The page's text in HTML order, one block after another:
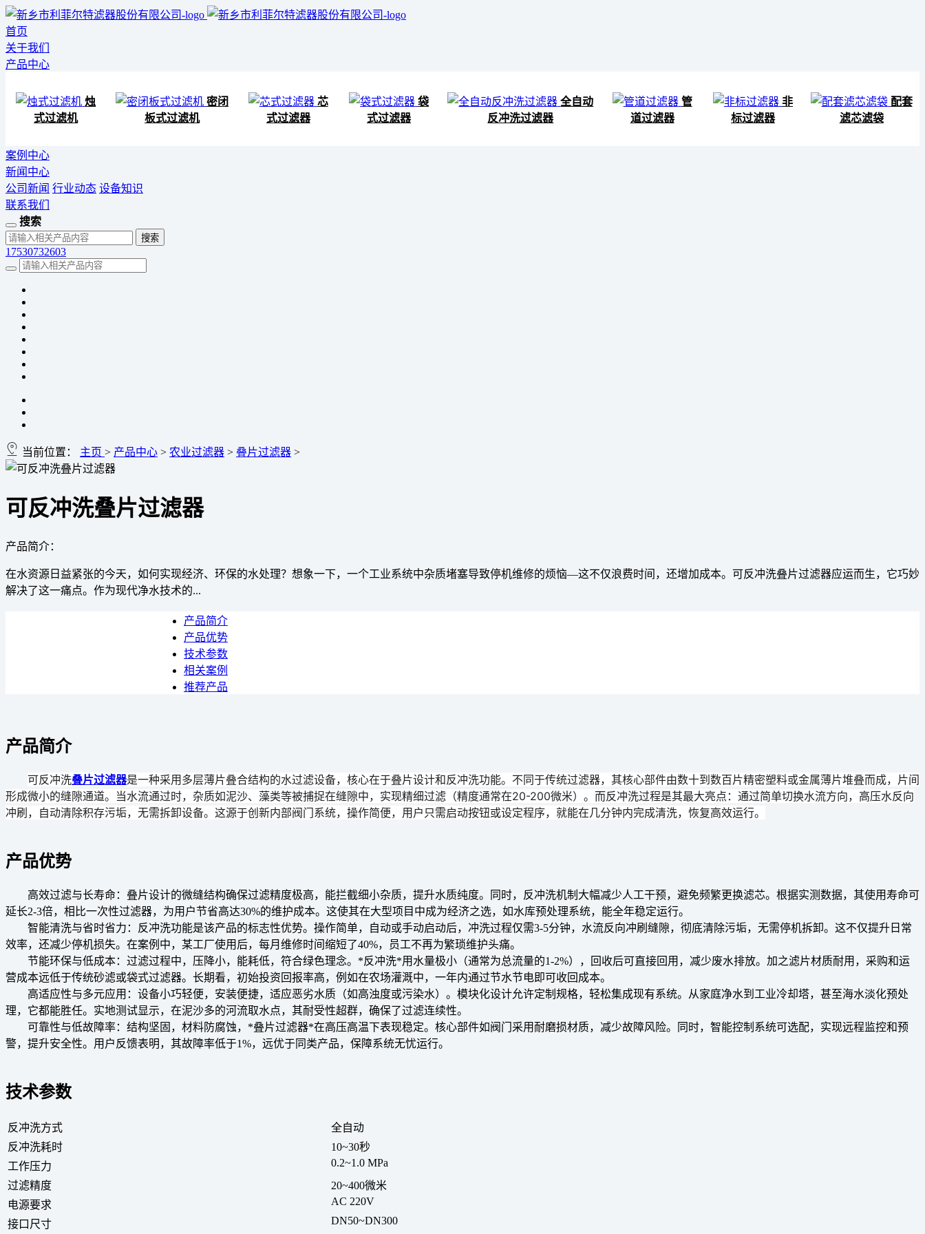
首页
关于我们
产品中心
烛
式过滤机
密闭
板式过滤机
芯
式过滤器
袋
式过滤器
全自动
反冲洗过滤器
管
道过滤器
非
标过滤器
配套
滤芯滤袋
案例中心
新闻中心
公司新闻 行业动态 设备知识
联系我们
搜索
17530732603
当前位置： 主页 > 产品中心 > 农业过滤器 > 叠片过滤器 >
可反冲洗叠片过滤器
产品简介：
在水资源日益紧张的今天，如何实现经济、环保的水处理？想象一下，一个工业系统中杂质堵塞导致停机维修的烦恼—这不仅浪费时间，还增加成本。可反冲洗叠片过滤器应运而生，它巧妙
解决了这一痛点。作为现代净水技术的...
产品简介
产品优势
技术参数
相关案例
推荐产品
产品简介
可反冲洗叠片过滤器是一种采用多层薄片叠合结构的水过滤设备，核心在于叠片设计和反冲洗功能。不同于传统过滤器，其核心部件由数十到数百片精密塑料或金属薄片堆叠而成，片间
形成微小的缝隙通道。当水流通过时，杂质如泥沙、藻类等被捕捉在缝隙中，实现精细过滤（精度通常在20-200微米）。而反冲洗过程是其最大亮点：通过简单切换水流方向，高压水反向
冲刷，自动清除积存污垢，无需拆卸设备。这源于创新内部阀门系统，操作简便，用户只需启动按钮或设定程序，就能在几分钟内完成清洗，恢复高效运行。
产品优势
高效过滤与长寿命：叠片设计的微缝结构确保过滤精度极高，能拦截细小杂质，提升水质纯度。同时，反冲洗机制大幅减少人工干预，避免频繁更换滤芯。根据实测数据，其使用寿命可
延长2-3倍，相比一次性过滤器，为用户节省高达30%的维护成本。这使其在大型项目中成为经济之选，如水库预处理系统，能全年稳定运行。
智能清洗与省时省力 ：反冲洗功能是该产品的标志性优势。 操作简单，自动或手动启动后，冲洗过程仅需3-5分钟，水流反向冲刷缝隙，彻底清除污垢，无需停机拆卸。这不仅提升日常
效率，还减少停机损失。在案例中，某工厂使用后，每月维修时间缩短了40%，员工不再为繁琐维护头痛。
节能环保与低成本：过滤过程中，压降小，能耗低，符合绿色理念。*反冲洗*用水量极小（通常为总流量的1-2%），回收后可直接回用，减少废水排放。加之滤片材质耐用，采购和运
营成本远低于传统砂滤或袋式过滤器。长期看， 初始投资回报率高，例如在农场灌溉中，一年内通过节水节电即可收回成本。
高适应性与多元应用 ：设备小巧轻便，安装便捷，适应恶劣水质（如高浊度或污染水）。模块化设计允许定制规格，轻松集成现有系统。从家庭净水到工业冷却塔，甚至海水淡化预处
理，它都能胜任。 实地测试显示，在泥沙多的河流取水点，其耐受性超群，确保了过滤连续性。
可靠性与低故障率：结构坚固，材料防腐蚀，*叠片过滤器*在高压高温下表现稳定。核心部件如阀门采用耐磨损材质，减少故障风险。同时，智能控制系统可选配，实现远程监控和预
警，提升安全性。用户反馈表明，其故障率低于1%，远优于同类产品，保障系统无忧运行。
技术参数
反冲洗方式
全自动
反冲洗耗时
10~30秒
工作压力
0.2~1.0 MPa
过滤精度
20~400微米
电源要求
AC 220V
接口尺寸
DN50~DN300